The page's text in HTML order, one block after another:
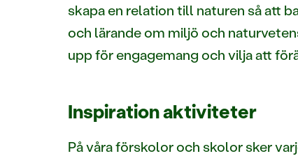
skapa en relation till naturen så att
och lärande om miljö och
upp för engagemang och vilja att
Inspiration aktiviteter
På våra förskolor och skolor sker